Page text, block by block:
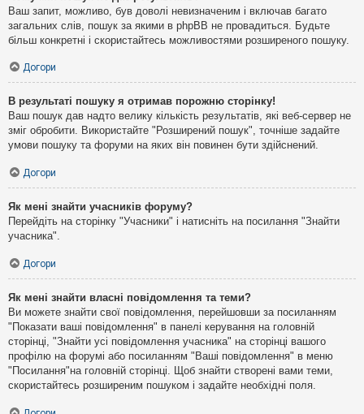
Ваш запит, можливо, був доволі невизначеним і включав багато
загальних слів, пошук за якими в phpBB не провадиться. Будьте
більш конкретні і скористайтесь можливостями розширеного пошуку.
Догори
В результаті пошуку я отримав порожню сторінку!
Ваш пошук дав надто велику кількість результатів, які веб-сервер не
зміг обробити. Використайте "Розширений пошук", точніше задайте
умови пошуку та форуми на яких він повинен бути здійснений.
Догори
Як мені знайти учасників форуму?
Перейдіть на сторінку "Учасники" і натисніть на посилання "Знайти
учасника".
Догори
Як мені знайти власні повідомлення та теми?
Ви можете знайти свої повідомлення, перейшовши за посиланням
"Показати ваші повідомлення" в панелі керування на головній
сторінці, "Знайти усі повідомлення учасника" на сторінці вашого
профілю на форумі або посиланням "Ваші повідомлення" в меню
"Посилання"на головній сторінці. Щоб знайти створені вами теми,
скористайтесь розширеним пошуком і задайте необхідні поля.